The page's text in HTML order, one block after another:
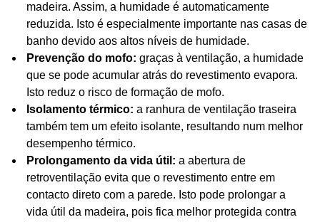
madeira. Assim, a humidade é automaticamente
reduzida. Isto é especialmente importante nas casas de
banho devido aos altos níveis de humidade.
Prevenção do mofo: graças à ventilação, a humidade
que se pode acumular atrás do revestimento evapora.
Isto reduz o risco de formação de mofo.
Isolamento térmico: a ranhura de ventilação traseira
também tem um efeito isolante, resultando num melhor
desempenho térmico.
Prolongamento da vida útil: a abertura de
retroventilação evita que o revestimento entre em
contacto direto com a parede. Isto pode prolongar a
vida útil da madeira, pois fica melhor protegida contra